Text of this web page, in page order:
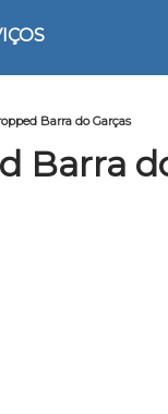
Barra do Garças
Barra